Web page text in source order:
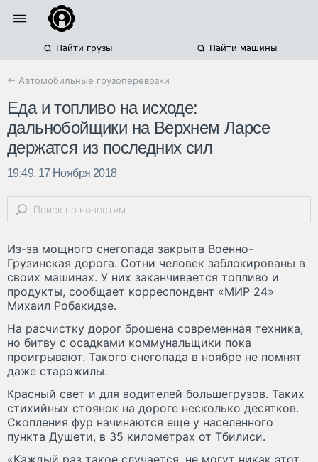
Найти грузы Найти машины
← Автомобильные грузоперевозки
Еда и топливо на исходе:
дальнобойщики на Верхнем Ларсе
держатся из последних сил
19:49, 17 Ноября 2018
Из-за мощного снегопада закрыта Военно-
Грузинская дорога. Сотни человек заблокированы в
своих машинах. У них заканчивается топливо и
продукты, сообщает корреспондент «МИР 24»
Михаил Робакидзе.
На расчистку дорог брошена современная техника,
но битву с осадками коммунальщики пока
проигрывают. Такого снегопада в ноябре не помнят
даже старожилы.
Красный свет и для водителей большегрузов. Таких
стихийных стоянок на дороге несколько десятков.
Скопления фур начинаются еще у населенного
пункта Душети, в 35 километрах от Тбилиси.